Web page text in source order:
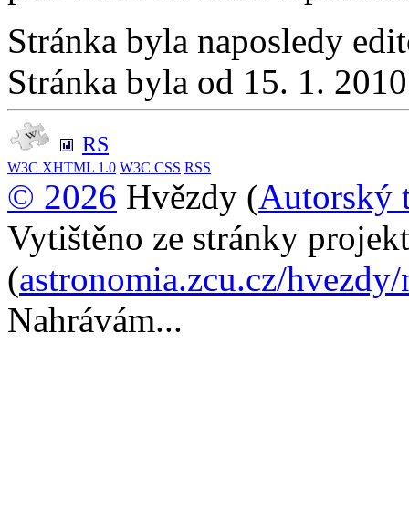
Stránka byla naposledy
Stránka byla od 15. 1.
RS
W3C XHTML 1.0 W3C CSS RSS
© 2026 Hvězdy (Autorský
Vytištěno ze stránky
(astronomia.zcu.cz/
Nahrávám...